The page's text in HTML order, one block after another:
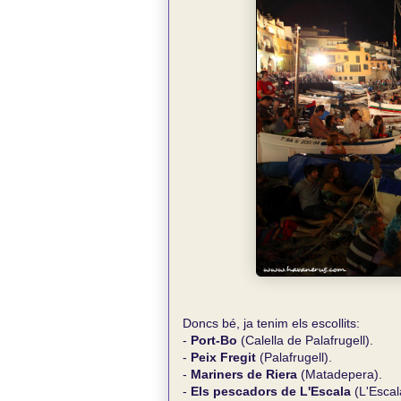
Doncs bé, ja tenim els escollits:
- Port-Bo (Calella de Palafrugell).
- Peix Fregit (Palafrugell).
- Mariners de Riera (Matadepera).
- Els pescadors de L'Escala